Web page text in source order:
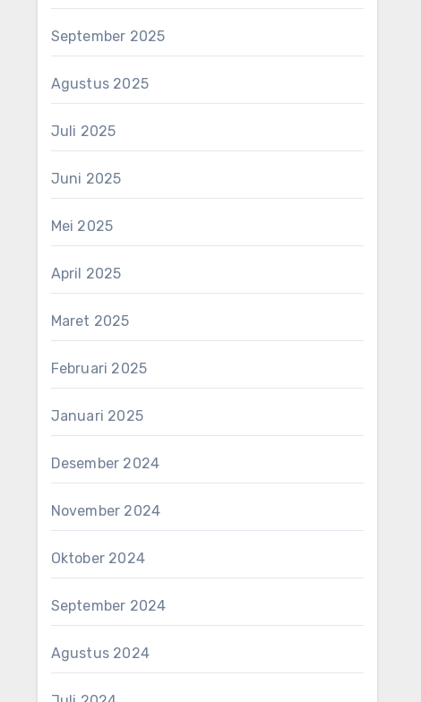
September 2025
Agustus 2025
Juli 2025
Juni 2025
Mei 2025
April 2025
Maret 2025
Februari 2025
Januari 2025
Desember 2024
November 2024
Oktober 2024
September 2024
Agustus 2024